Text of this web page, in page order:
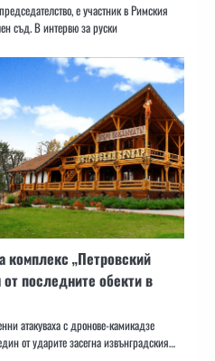
е участник в Римския
съд. В интервю за руски
комплекс „Петровский
последните обекти в
атакуваха с дронове-камикадзе
от ударите засегна извънградския…